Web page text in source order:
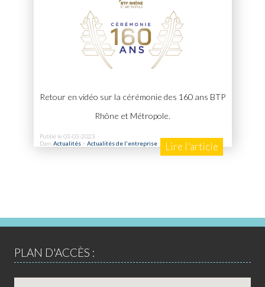
Retour en vidéo sur la cérémonie des 160 ans BTP
Rhône et Métropole.
Publié le 03-03-2023
Dans Actualités> Actualités de l'entreprise Lire l'article
PLAN D'ACCÈS :